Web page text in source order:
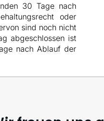
30 Tage nach
oder
sind noch nicht
abgeschlossen ist
nach Ablauf der